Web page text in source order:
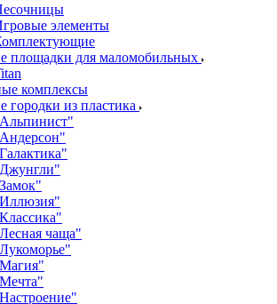
элементы
площадки для маломобильных
комплексы
городки из пластика
чаща"